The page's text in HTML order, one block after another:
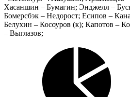
Хасаншин – Бумагин; Энджелл –
Бомерсбэк – Недорост; Есипов –
Белухин – Косоуров (к); Капотов –
– Выглазов;